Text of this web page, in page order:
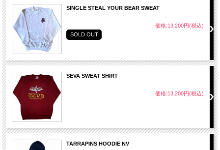
SINGLE STEAL YOUR BEAR SWEAT
価格:13,200円(税込)
SOLD OUT
SEVA SWEAT SHIRT
価格:13,200円(税込)
TARRAPINS HOODIE NV